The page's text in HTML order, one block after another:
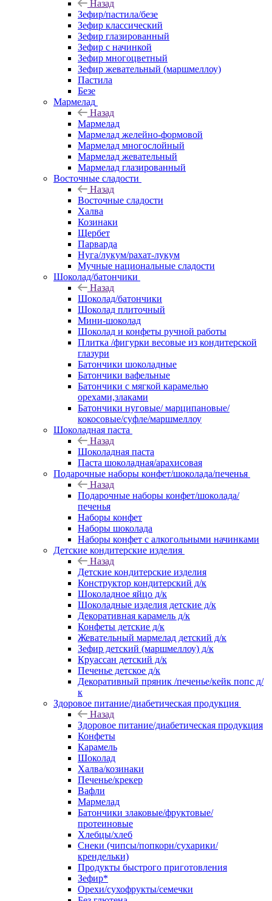
Назад
Зефир/пастила/безе
Зефир классический
Зефир глазированный
Зефир с начинкой
Зефир многоцветный
Зефир жевательный (маршмеллоу)
Пастила
Безе
Мармелад
Назад
Мармелад
Мармелад желейно-формовой
Мармелад многослойный
Мармелад жевательный
Мармелад глазированный
Восточные сладости
Назад
Восточные сладости
Халва
Козинаки
Щербет
Парварда
Нуга/лукум/рахат-лукум
Мучные национальные сладости
Шоколад/батончики
Назад
Шоколад/батончики
Шоколад плиточный
Мини-шоколад
Шоколад и конфеты ручной работы
Плитка /фигурки весовые из кондитерской
глазури
Батончики шоколадные
Батончики вафельные
Батончики с мягкой карамелью
орехами,злаками
Батончики нуговые/ марципановые/
кокосовые/суфле/маршмеллоу
Шоколадная паста
Назад
Шоколадная паста
Паста шоколадная/арахисовая
Подарочные наборы конфет/шоколада/печенья
Назад
Подарочные наборы конфет/шоколада/
печенья
Наборы конфет
Наборы шоколада
Наборы конфет с алкогольными начинками
Детские кондитерские изделия
Назад
Детские кондитерские изделия
Конструктор кондитерский д/к
Шоколадное яйцо д/к
Шоколадные изделия детские д/к
Декоративная карамель д/к
Конфеты детские д/к
Жевательный мармелад детский д/к
Зефир детский (маршмеллоу) д/к
Круассан детский д/к
Печенье детское д/к
Декоративный пряник /печенье/кейк попс д/
к
Здоровое питание/диабетическая продукция
Назад
Здоровое питание/диабетическая продукция
Конфеты
Карамель
Шоколад
Халва/козинаки
Печенье/крекер
Вафли
Мармелад
Батончики злаковые/фруктовые/
протеиновые
Хлебцы/хлеб
Снеки (чипсы/попкорн/сухарики/
крендельки)
Продукты быстрого приготовления
Зефир*
Орехи/сухофрукты/семечки